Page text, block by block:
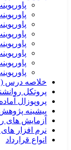
خلاصه درس
پروتکل
پروپوزال آماده
پیشینه
آزمایش های
نرم افزار
انواع قرارداد